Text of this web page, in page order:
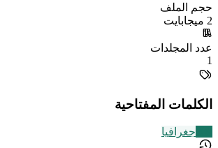
حجم الملف
2 ميجابايت
عدد المجلدات
1
الكلمات المفتاحية
جغرافيا